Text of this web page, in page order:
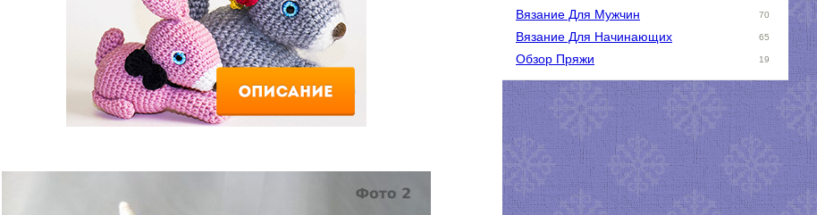
Вязание Для Мужчин 70
Вязание Для Начинающих 65
Обзор Пряжи 19